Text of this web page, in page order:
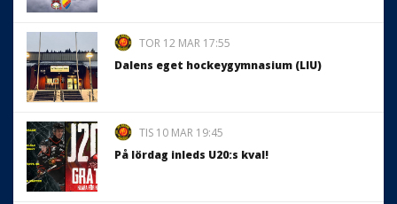
TOR 12 MAR 17:55
Dalens eget hockeygymnasium (LIU)
TIS 10 MAR 19:45
På lördag inleds U20:s kval!